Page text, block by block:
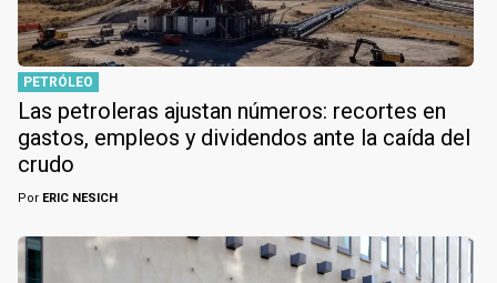
PETRÓLEO
Las petroleras ajustan números: recortes en
gastos, empleos y dividendos ante la caída del
crudo
Por ERIC NESICH